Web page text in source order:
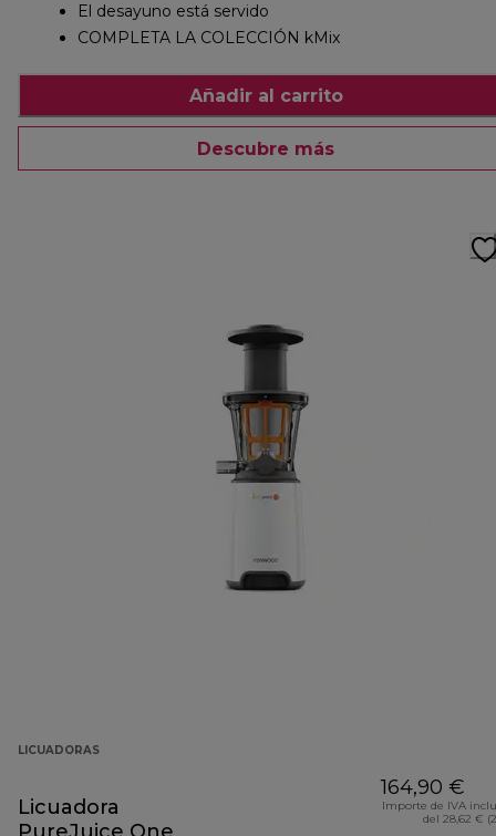
El desayuno está servido
COMPLETA LA COLECCIÓN kMix
Añadir al carrito
Descubre más
LICUADORAS
Licuadora
164,90 €
Importe de IVA
del 28,62 €